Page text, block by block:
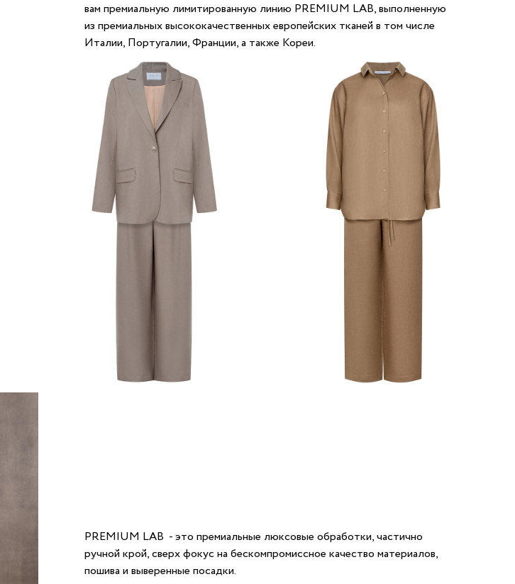
вам премиальную лимитированную линию PREMIUM LAB, выполненную
из премиальных высококачественных европейских тканей в том числе
Италии, Португалии, Франции, а также Кореи.
PREMIUM LAB - это премиальные люксовые обработки, частично
ручной крой, сверх фокус на бескомпромиссное качество материалов,
пошива и выверенные посадки.